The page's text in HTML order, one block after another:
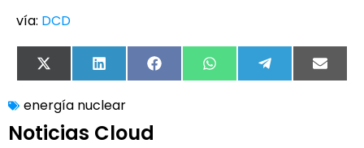
vía: DCD
X
(Twitter)
LinkedIn FacebookWhatsApp TelegramEmail
energía nuclear
Noticias Cloud